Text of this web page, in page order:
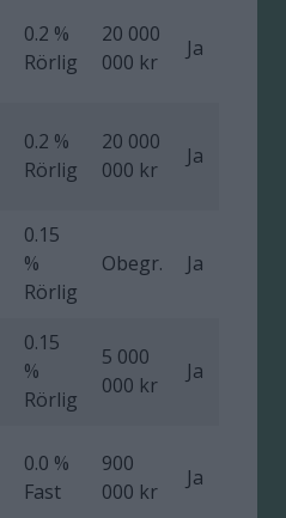
0.2 %
Rörlig
20 000
000 kr
Ja
0.2 %
Rörlig
20 000
000 kr
Ja
0.15
%
Rörlig
Obegr. Ja
0.15
%
Rörlig
5 000
000 kr
Ja
0.0 %
Fast
900
000 kr
Ja